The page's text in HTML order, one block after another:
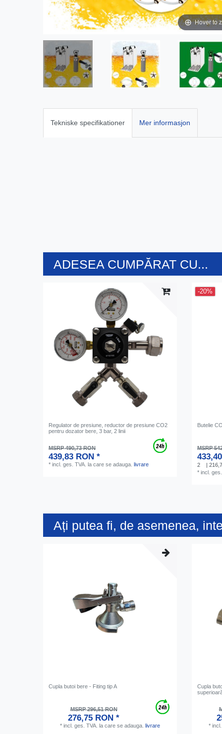
Hover to
Tekniske specifikationer Mer informasjon
ADESEA CUMPĂRAT CU...
Regulator de presiune, reductor de presiune CO2
pentru dozator bere, 3 bar, 2 linii
MSRP 490,73 RON
439,83 RON *
*incl. ges. TVA. la care se adauga.livrare
-20%
Butelie
MSRP
2
|
*incl.
Ați putea fi, de asemenea,
Cupla butoi bere - Fiting tip A
MSRP 296,51 RON
276,75 RON *
* incl. ges. TVA. la care se adauga. livrare
Cupla
*